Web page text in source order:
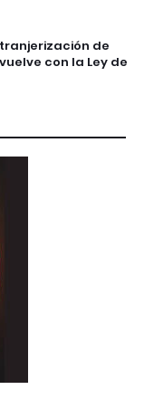
de
con la Ley de